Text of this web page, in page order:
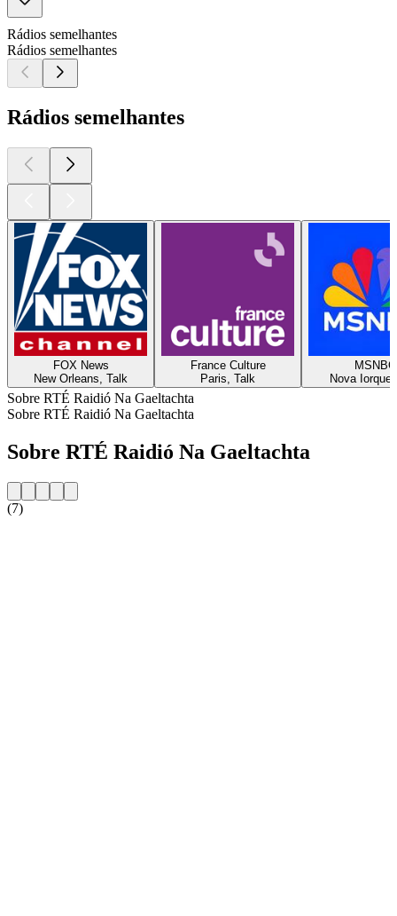
Rádios semelhantes
Rádios semelhantes
Rádios semelhantes
FOX News
New Orleans, Talk
France Culture
Paris, Talk
MSNBC
Nova
Sobre RTÉ Raidió Na Gaeltachta
Sobre RTÉ Raidió Na Gaeltachta
Sobre RTÉ Raidió Na Gaeltachta
(7)